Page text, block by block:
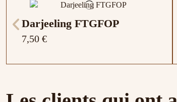
Darjeeling FTGFOP
7,50 €